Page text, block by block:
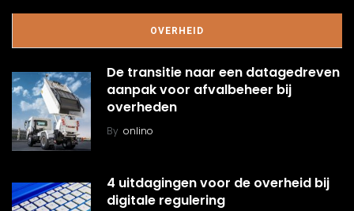
OVERHEID
De transitie naar een datagedreven
aanpak voor afvalbeheer bij
overheden
By onlino
4 uitdagingen voor de overheid bij
digitale regulering